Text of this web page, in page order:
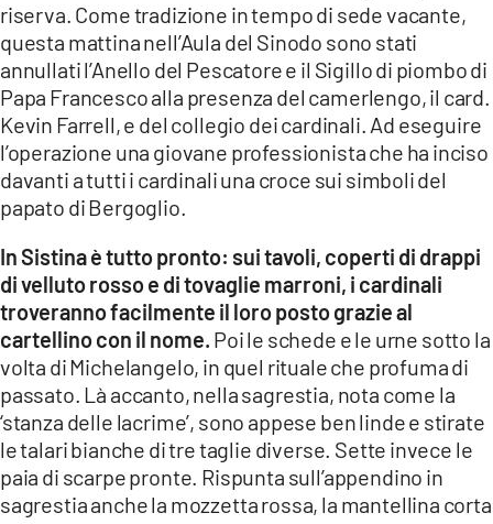
riserva. Come tradizione in tempo di sede vacante,
questa mattina nell’Aula del Sinodo sono stati
annullati l’Anello del Pescatore e il Sigillo di piombo di
Papa Francesco alla presenza del camerlengo, il card.
Kevin Farrell, e del collegio dei cardinali. Ad eseguire
l’operazione una giovane professionista che ha inciso
davanti a tutti i cardinali una croce sui simboli del
papato di Bergoglio.
In Sistina è tutto pronto: sui tavoli, coperti di drappi
di velluto rosso e di tovaglie marroni, i cardinali
troveranno facilmente il loro posto grazie al
cartellino con il nome. Poi le schede e le urne sotto la
volta di Michelangelo, in quel rituale che profuma di
passato. Là accanto, nella sagrestia, nota come la
‘stanza delle lacrime’, sono appese ben linde e stirate
le talari bianche di tre taglie diverse. Sette invece le
paia di scarpe pronte. Rispunta sull’appendino in
sagrestia anche la mozzetta rossa, la mantellina corta